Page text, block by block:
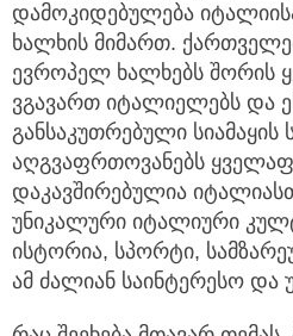
დამოკიდებულება
ხალხის მიმართ.
ევროპელ ხალხებს შორის
ვგავართ იტალიელებს და
განსაკუთრებული სიამაყის
აღგვაფრთოვანებს
დაკავშირებულია
უნიკალური იტალიური
ისტორია, სპორტი,
ამ ძალიან საინტერესო და